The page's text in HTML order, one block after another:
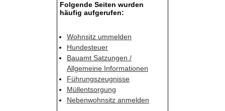
Folgende Seiten wurden
häufig aufgerufen:
Wohnsitz ummelden
Hundesteuer
Bauamt Satzungen /
Allgemeine Informationen
Führungszeugnisse
Müllentsorgung
Nebenwohnsitz anmelden